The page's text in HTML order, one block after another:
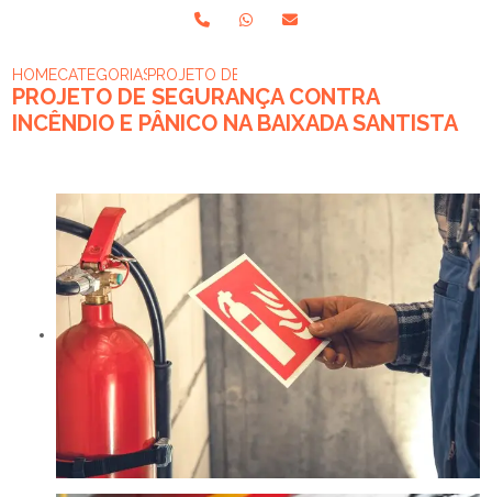
HOMECATEGORIASPROJETO DE SEGURANÇA CONTRA INCÊNDIO
PROJETO DE SEGURANÇA CONTRA
INCÊNDIO E PÂNICO NA BAIXADA SANTISTA